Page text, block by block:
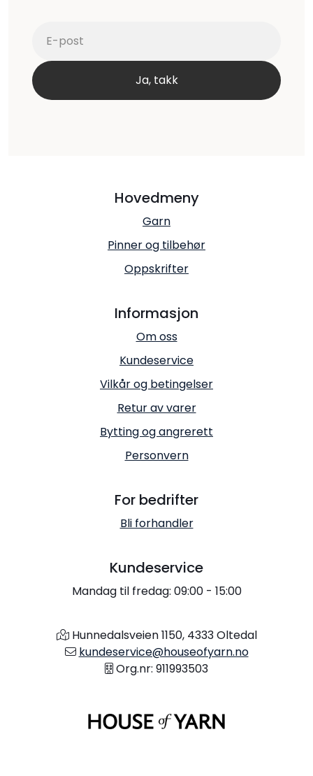
Hovedmeny
Garn
Pinner og tilbehør
Oppskrifter
Informasjon
Om oss
Kundeservice
Vilkår og betingelser
Retur av varer
Bytting og angrerett
Personvern
For bedrifter
Bli forhandler
Kundeservice
Mandag til fredag: 09:00 - 15:00
Hunnedalsveien 1150, 4333 Oltedal
kundeservice@houseofyarn.no
Org.nr: 911993503